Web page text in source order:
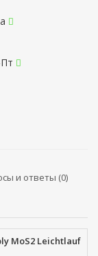
и ответы (0)
MoS2 Leichtlauf